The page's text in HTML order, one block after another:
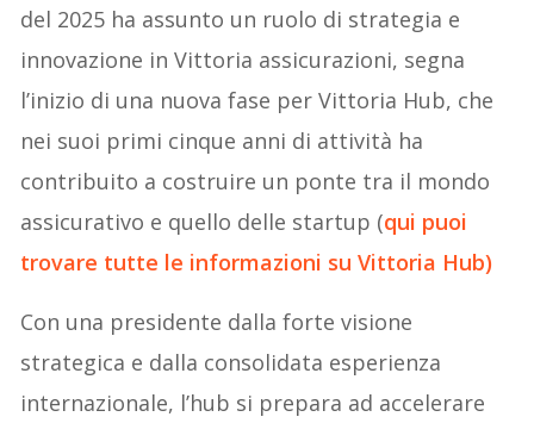
del 2025 ha assunto un ruolo di strategia e
innovazione in Vittoria assicurazioni, segna
l’inizio di una nuova fase per Vittoria Hub, che
nei suoi primi cinque anni di attività ha
contribuito a costruire un ponte tra il mondo
assicurativo e quello delle startup (qui puoi
trovare tutte le informazioni su Vittoria Hub)
Con una presidente dalla forte visione
strategica e dalla consolidata esperienza
internazionale, l’hub si prepara ad accelerare